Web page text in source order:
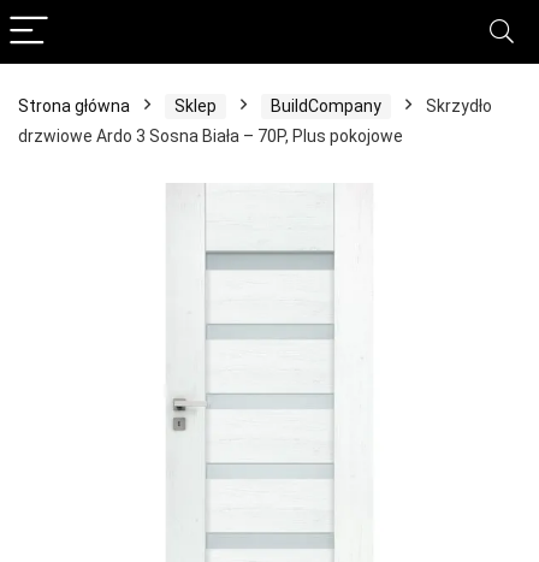
Strona główna Sklep BuildCompany
Skrzydło
drzwiowe Ardo 3 Sosna Biała – 70P, Plus pokojowe